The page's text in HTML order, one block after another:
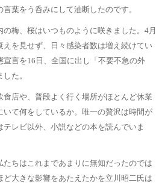
葉をう呑みにして油断したのです。
梅、桜はいつものように咲きました。4月
えを見せず、日々感染者数は増え続けてい
宣言を16日、全国に出し「不要不急の外
た。
店や、普段よく行く場所がほとんど休業
いて何をしているか。唯一の贅沢は時間が
レビ以外、小説などの本を読んでいま
ちはこれまであまりに無知だったのでは
大きな影響をあたえたかを立川昭二氏は